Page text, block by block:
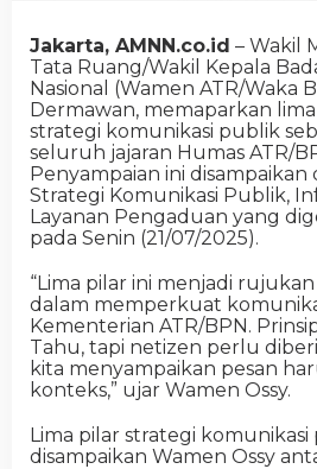
Jakarta, AMNN.co.id – Wakil
Tata Ruang/Wakil Kepala
Nasional (Wamen ATR/Waka
Dermawan, memaparkan
strategi komunikasi publik
seluruh jajaran Humas ATR/
Penyampaian ini disampaikan
Strategi Komunikasi Publik,
Layanan Pengaduan yang
pada Senin (21/07/2025).
“Lima pilar ini menjadi
dalam memperkuat
Kementerian ATR/BPN.
Tahu, tapi netizen perlu
kita menyampaikan pesan
konteks,” ujar Wamen Ossy.
Lima pilar strategi
disampaikan Wamen Ossy